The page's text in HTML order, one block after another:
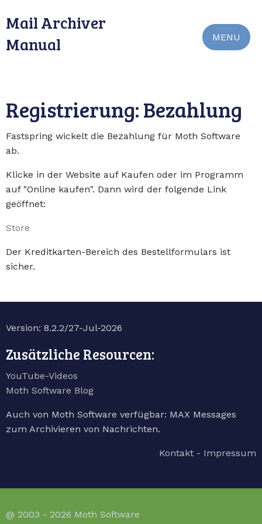
Mail Archiver
Manual
MENU
Registrierung: Bezahlung
Fastspring wickelt die Bezahlung für Moth Software
ab.
Klicke in der Website auf Kaufen oder im Programm
auf "Online kaufen". Dann wird der folgende Link
geöffnet:
Store
Der Kreditkarten-Bereich des Bestellformulars ist
sicher.
Version: 8.2.2/27-Jul-2026
Zusätzliche Resourcen:
YouTube-Videos
Moth Software Blog
Auch von Moth Software verfügbar: MAX Messages
zum Archivieren von Nachrichten.
Kontakt - Impressum
@ 2003 - 2026 Moth Software